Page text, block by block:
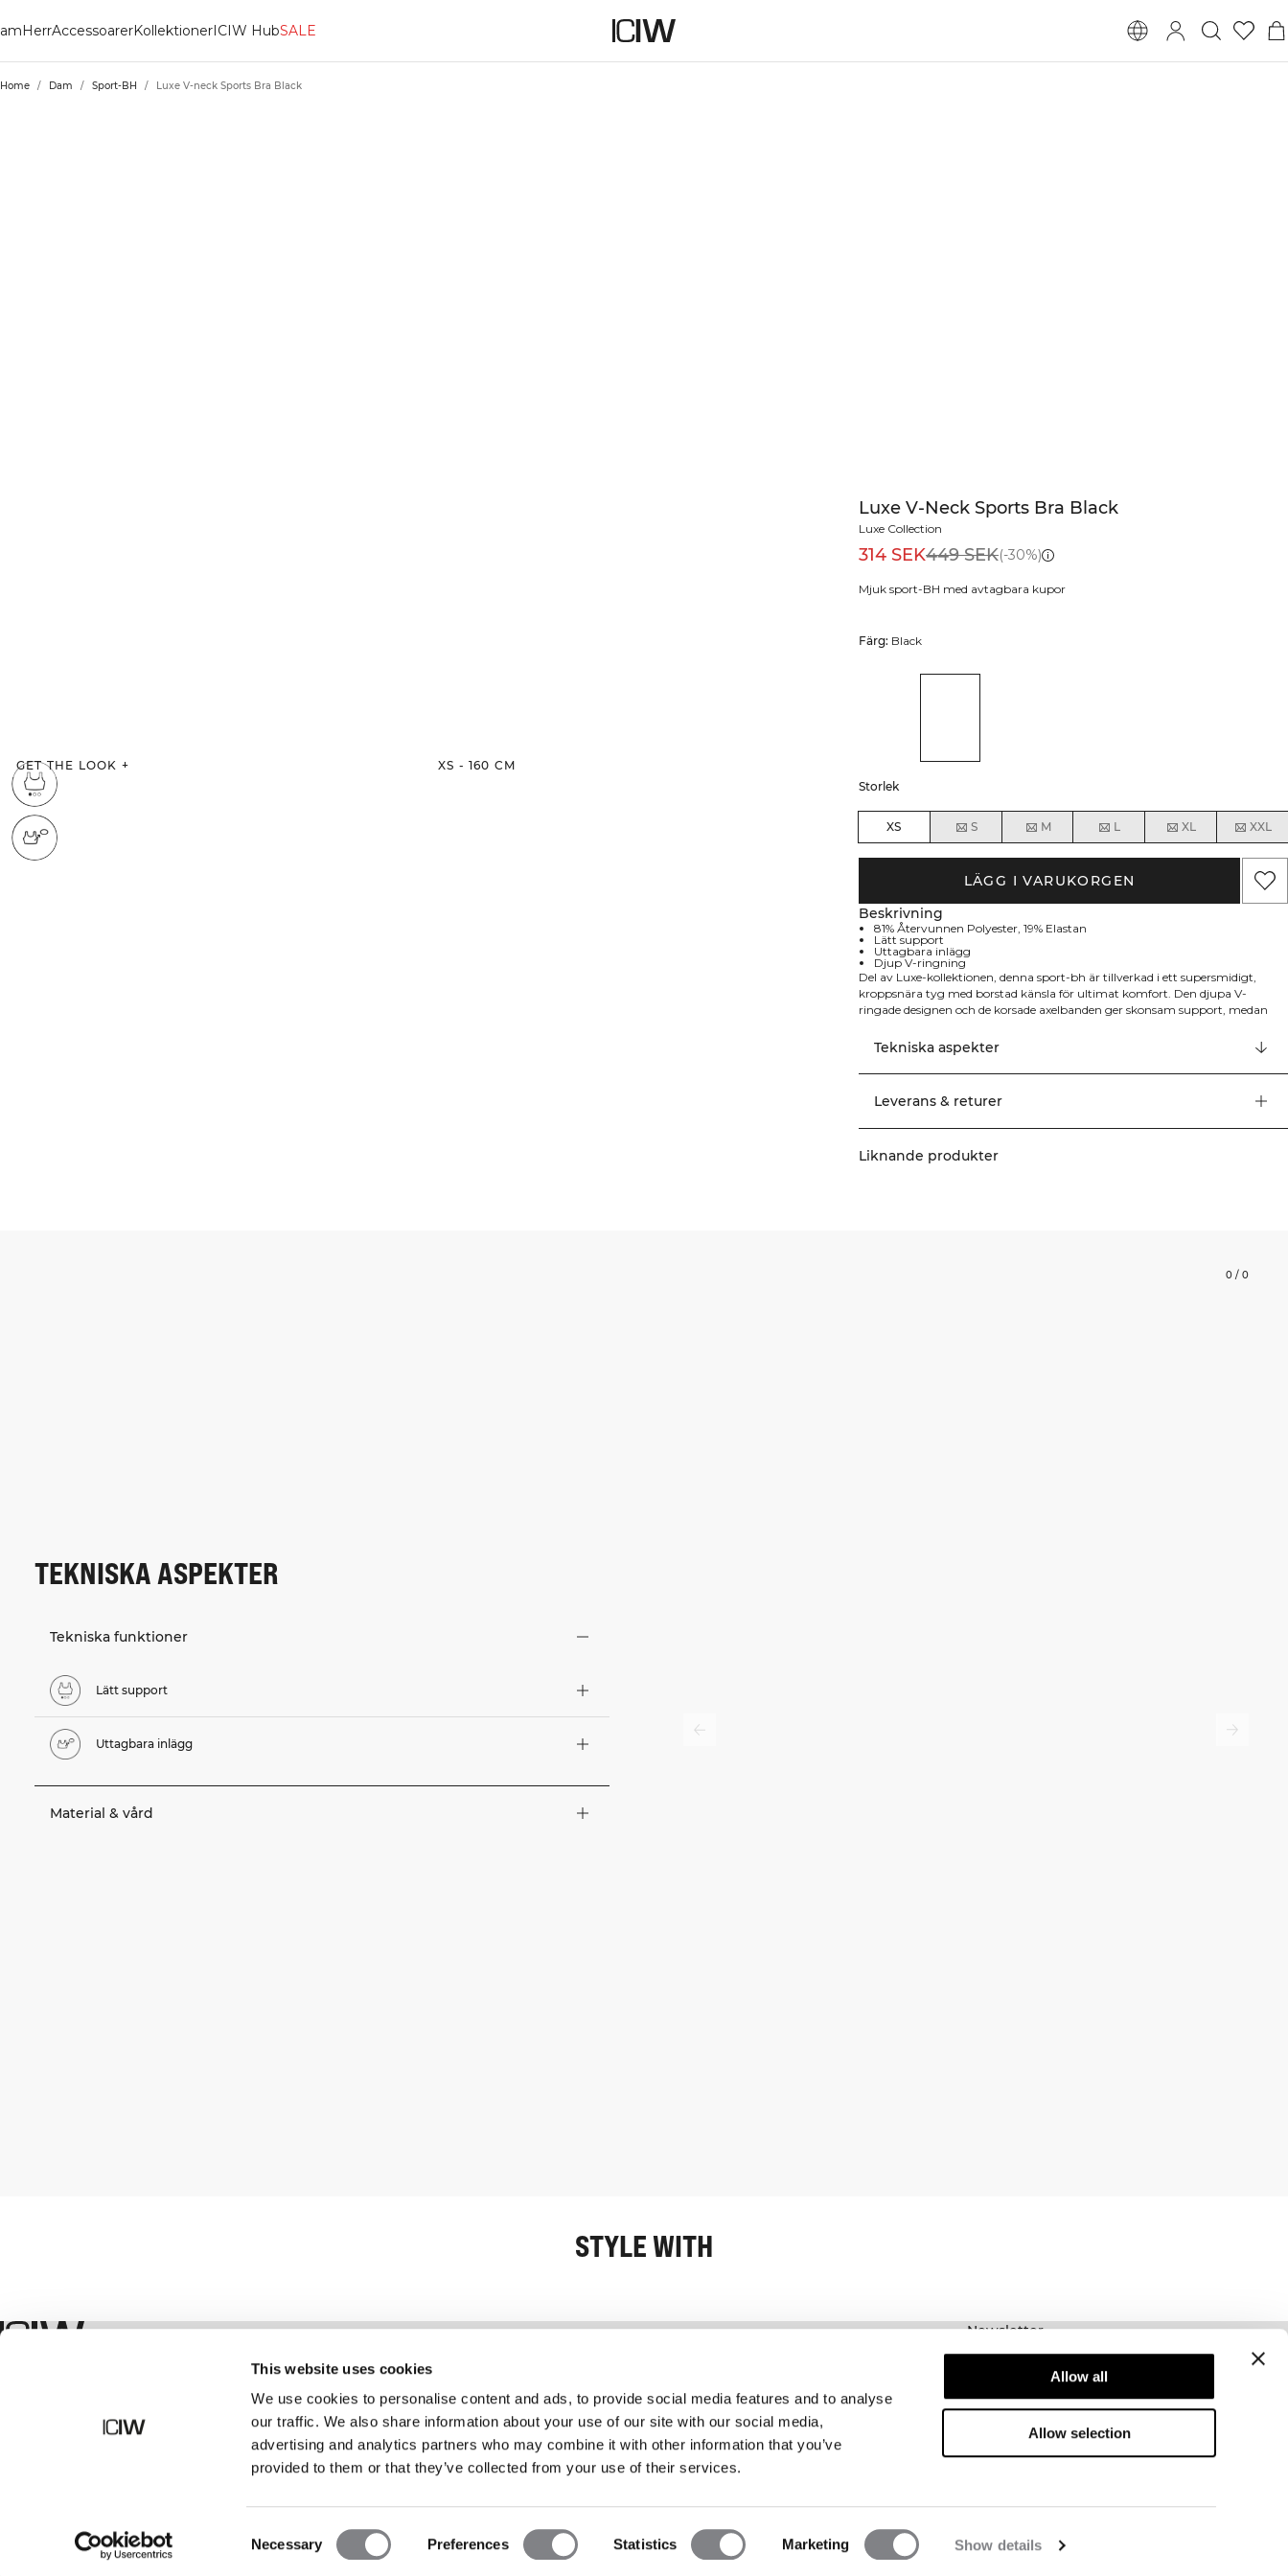
This website uses cookies
We use cookies to personalise content and ads, to provide social media features and to analyse
our traffic. We also share information about your use of our site with our social media,
advertising and analytics partners who may combine it with other information that you’ve
provided to them or that they’ve collected from your use of their services.
Selection
Necessary Preferences Statistics Marketing Show details
Allow all
Allow selection
HerrAccessoarerKollektionerICIW HubSALE
Home / Dam / Sport-BH / Luxe V-neck Sports Bra Black
GET THE LOOK + XS - 160 CM
Luxe V-Neck Sports Bra Black
Luxe Collection
314 SEK449 SEK(-30%)
Mjuk sport-BH med avtagbara kupor
Färg: Black
Storlek
XS S M L XL XXL
LÄGG I VARUKORGEN
Beskrivning
81% Återvunnen Polyester, 19% Elastan
Lätt support
Uttagbara inlägg
Djup V-ringning
Del av Luxe-kollektionen, denna sport-bh är tillverkad i ett supersmidigt,
kroppsnära tyg med borstad känsla för ultimat komfort. Den djupa V-
ringade designen och de korsade axelbanden ger skonsam support, medan
den tillverkad av återvunnet, stretchigt material som rör sig med dig under
lågintensiva träningspass eller vardagligt bruk.
Tekniska aspekter
Leverans & returer
Liknande produkter
0/ 0
TEKNISKA ASPEKTER
Tekniska funktioner
Lätt support
Uttagbara inlägg
Material & vård
STYLE WITH
Newsletter
Prenumerera på vårt nyhetsbrev! Få exklusiva
erbjudanden, våra senaste nyheter och mycket
mer.